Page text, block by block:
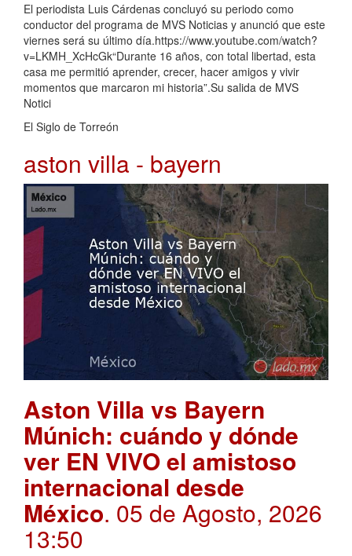
El periodista Luis Cárdenas concluyó su periodo como
conductor del programa de MVS Noticias y anunció que este
viernes será su último día.https://www.youtube.com/watch?
v=LKMH_XcHcGk“Durante 16 años, con total libertad, esta
casa me permitió aprender, crecer, hacer amigos y vivir
momentos que marcaron mi historia”.Su salida de MVS
Notici
El Siglo de Torreón
aston villa - bayern
Aston Villa vs Bayern
Múnich: cuándo y dónde
ver EN VIVO el amistoso
internacional desde
México. 05 de Agosto, 2026
13:50